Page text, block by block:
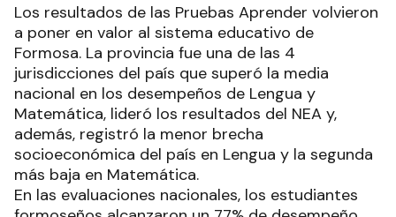
Los resultados de las Pruebas Aprender volvieron
a poner en valor al sistema educativo de
Formosa. La provincia fue una de las 4
jurisdicciones del país que superó la media
nacional en los desempeños de Lengua y
Matemática, lideró los resultados del NEA y,
además, registró la menor brecha
socioeconómica del país en Lengua y la segunda
más baja en Matemática.
En las evaluaciones nacionales, los estudiantes